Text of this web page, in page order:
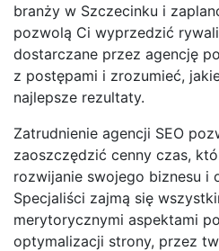
branży w Szczecinku i
pozwolą Ci wyprzedzić
dostarczane przez agencję
z postępami i zrozumieć,
najlepsze rezultaty.
Zatrudnienie agencji SEO
zaoszczędzić cenny czas,
rozwijanie swojego biznesu i
Specjaliści zajmą się
merytorycznymi aspektami
optymalizacji strony, przez